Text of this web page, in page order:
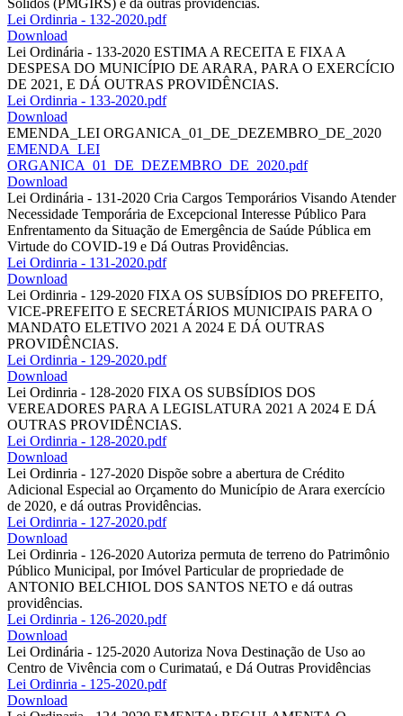
Sólidos (PMGIRS) e dá outras providências.
Lei Ordinria - 132-2020.pdf
Download
Lei Ordinária - 133-2020 ESTIMA A RECEITA E FIXA A
DESPESA DO MUNICÍPIO DE ARARA, PARA O EXERCÍCIO
DE 2021, E DÁ OUTRAS PROVIDÊNCIAS.
Lei Ordinria - 133-2020.pdf
Download
EMENDA_LEI ORGANICA_01_DE_DEZEMBRO_DE_2020
EMENDA_LEI
ORGANICA_01_DE_DEZEMBRO_DE_2020.pdf
Download
Lei Ordinária - 131-2020 Cria Cargos Temporários Visando Atender
Necessidade Temporária de Excepcional Interesse Público Para
Enfrentamento da Situação de Emergência de Saúde Pública em
Virtude do COVID-19 e Dá Outras Providências.
Lei Ordinria - 131-2020.pdf
Download
Lei Ordinria - 129-2020 FIXA OS SUBSÍDIOS DO PREFEITO,
VICE-PREFEITO E SECRETÁRIOS MUNICIPAIS PARA O
MANDATO ELETIVO 2021 A 2024 E DÁ OUTRAS
PROVIDÊNCIAS.
Lei Ordinria - 129-2020.pdf
Download
Lei Ordinria - 128-2020 FIXA OS SUBSÍDIOS DOS
VEREADORES PARA A LEGISLATURA 2021 A 2024 E DÁ
OUTRAS PROVIDÊNCIAS.
Lei Ordinria - 128-2020.pdf
Download
Lei Ordinria - 127-2020 Dispõe sobre a abertura de Crédito
Adicional Especial ao Orçamento do Município de Arara exercício
de 2020, e dá outras Providências.
Lei Ordinria - 127-2020.pdf
Download
Lei Ordinria - 126-2020 Autoriza permuta de terreno do Patrimônio
Público Municipal, por Imóvel Particular de propriedade de
ANTONIO BELCHIOL DOS SANTOS NETO e dá outras
providências.
Lei Ordinria - 126-2020.pdf
Download
Lei Ordinária - 125-2020 Autoriza Nova Destinação de Uso ao
Centro de Vivência com o Curimataú, e Dá Outras Providências
Lei Ordinria - 125-2020.pdf
Download